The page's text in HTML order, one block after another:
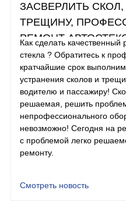
ЗАСВЕРЛИТЬ
ТРЕЩИНУ,
РЕМОНТ
Как сделать
стекла ? Обратитесь к
кратчайшие срок
устранения сколов и
водителю и пассажиру!
решаемая, решить
непрофессионального
невозможно! Сегодня на
с проблемой легко
ремонту.
Смотреть новость